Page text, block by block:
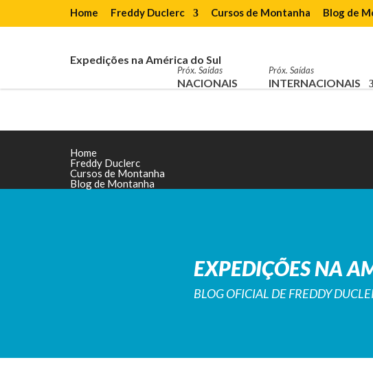
Home Freddy Duclerc Cursos de Montanha Blog de
Expedições na América do Sul
Próx. Saídas
NACIONAIS
Próx. Saídas
INTERNACIONAIS
Home
Freddy Duclerc
Cursos de Montanha
Blog de Montanha
EXPEDIÇÕES NA
BLOG OFICIAL DE FREDDY